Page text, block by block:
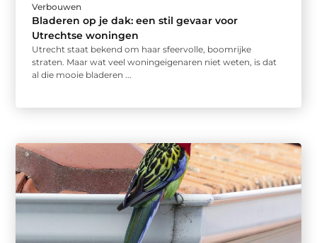
Verbouwen
Bladeren op je dak: een stil gevaar voor
Utrechtse woningen
Utrecht staat bekend om haar sfeervolle, boomrijke
straten. Maar wat veel woningeigenaren niet weten, is dat
al die mooie bladeren ...